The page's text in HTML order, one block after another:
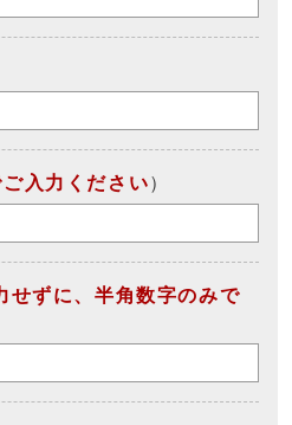
入力ください）
せずに、半角数字のみで